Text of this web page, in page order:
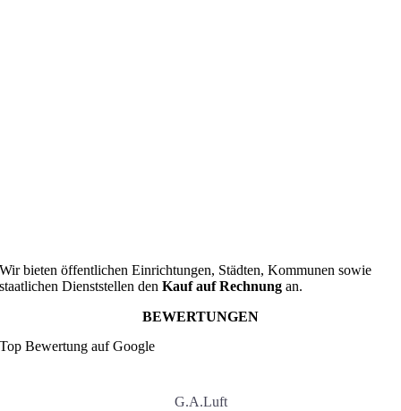
Wir bieten öffentlichen Einrichtungen, Städten, Kommunen sowie
staatlichen Dienststellen denKauf auf Rechnung an.
BEWERTUNGEN
Top Bewertung auf Google
G.A.Luft